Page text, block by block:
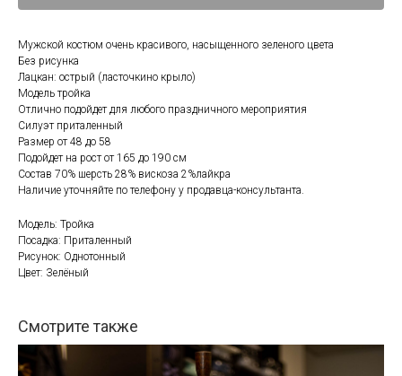
Мужской костюм очень красивого, насыщенного зеленого цвета
Без рисунка
Лацкан: острый (ласточкино крыло)
Модель тройка
Отлично подойдет для любого праздничного мероприятия
Силуэт приталенный
Размер от 48 до 58
Подойдет на рост от 165 до 190 см
Состав 70% шерсть 28% вискоза 2%лайкра
Наличие уточняйте по телефону у продавца-консультанта.
Модель: Тройка
Посадка: Приталенный
Рисунок: Однотонный
Цвет: Зелёный
Смотрите также